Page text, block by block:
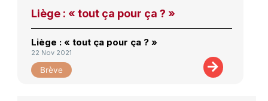
Liège : « tout ça pour ça ? »
Liège : « tout ça pour ça ? »
22 Nov 2021
Brève